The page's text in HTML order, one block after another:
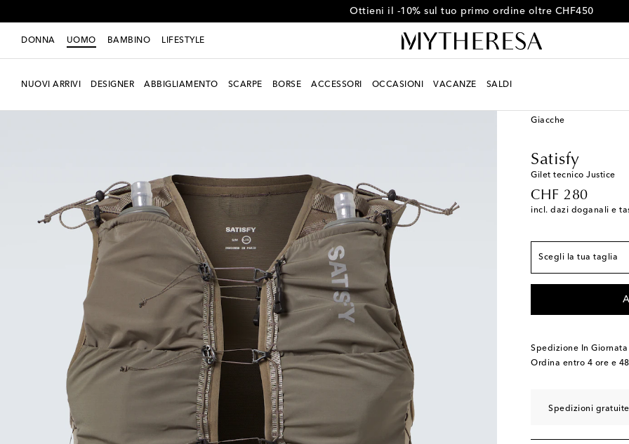
Ottieni il -10% sul tuo primo ordine oltre CHF450
DONNA UOMO BAMBINO LIFESTYLE
NUOVI ARRIVI DESIGNER ABBIGLIAMENTO SCARPE BORSE ACCESSORI OCCASIONI VACANZE SALDI
Giacche
Satisfy
Gilet tecnico Justice
CHF 280
original price
incl. dazi doganali e
Scegli la tua taglia
Vestibilità conforme
L/XL
Spedizione In Giornata
Ordina entro 4 ore e
Spedizioni